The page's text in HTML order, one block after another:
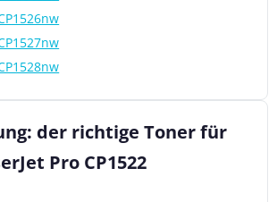
der richtige Toner für
Pro CP1522